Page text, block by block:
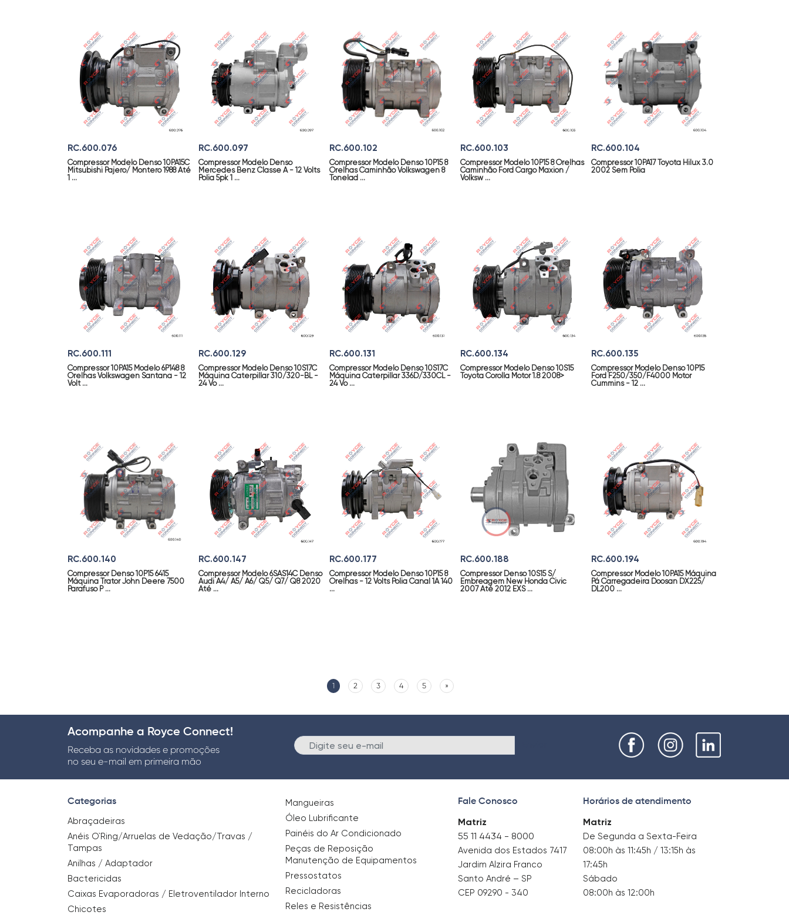
RC.600.076
Compressor Modelo Denso 10PA15C
Mitsubishi Pajero/ Montero 1988 Até
1 ...
RC.600.097
Compressor Modelo Denso
Mercedes Benz Classe A - 12 Volts
Polia 5pk 1 ...
RC.600.102
Compressor Modelo Denso 10P15 8
Orelhas Caminhão Volkswagen 8
Tonelad ...
RC.600.103
Compressor Modelo 10P15 8 Orelhas
Caminhão Ford Cargo Maxion /
Volksw ...
RC.600.104
Compressor 10PA17 Toyota Hilux 3.0
2002 Sem Polia
RC.600.111
Compressor 10PA15 Modelo 6P148 8
Orelhas Volkswagen Santana - 12
Volt ...
RC.600.129
Compressor Modelo Denso 10S17C
Máquina Caterpillar 310/320-BL -
24 Vo ...
RC.600.131
Compressor Modelo Denso 10S17C
Máquina Caterpillar 336D/330CL -
24 Vo ...
RC.600.134
Compressor Modelo Denso 10S15
Toyota Corolla Motor 1.8 2008>
RC.600.135
Compressor Modelo Denso 10P15
Ford F250/350/F4000 Motor
Cummins - 12 ...
RC.600.140
Compressor Denso 10P15 6415
Máquina Trator John Deere 7500
Parafuso P ...
RC.600.147
Compressor Modelo 6SAS14C Denso
Audi A4/ A5/ A6/ Q5/ Q7/ Q8 2020
Até ...
RC.600.177
Compressor Modelo Denso 10P15 8
Orelhas - 12 Volts Polia Canal 1A 140
...
RC.600.188
Compressor Denso 10S15 S/
Embreagem New Honda Civic
2007 Até 2012 EXS ...
RC.600.194
Compressor Modelo 10PA15 Máquina
Pá Carregadeira Doosan DX225/
DL200 ...
1 2 3 4 5 »
Acompanhe a Royce Connect!
Receba as novidades e promoções
no seu e-mail em primeira mão
Categorias
Abraçadeiras
Anéis O`Ring/Arruelas de Vedação/Travas /
Tampas
Anilhas / Adaptador
Bactericidas
Caixas Evaporadoras / Eletroventilador Interno
Chicotes
Mangueiras
Óleo Lubrificante
Painéis do Ar Condicionado
Peças de Reposição
Manutenção de Equipamentos
Pressostatos
Recicladoras
Reles e Resistências
Fale Conosco
Matriz
55 11 4434 - 8000
Avenida dos Estados 7417
Jardim Alzira Franco
Santo André – SP
CEP 09290 - 340
Horários de atendimento
Matriz
De Segunda a Sexta-Feira
08:00h às 11:45h / 13:15h às
17:45h
Sábado
08:00h às 12:00h